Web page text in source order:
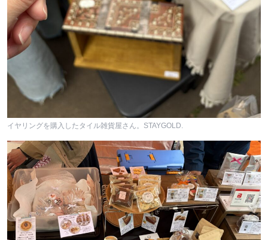
イヤリングを購入したタイル雑貨屋さん。STAYGOLD.